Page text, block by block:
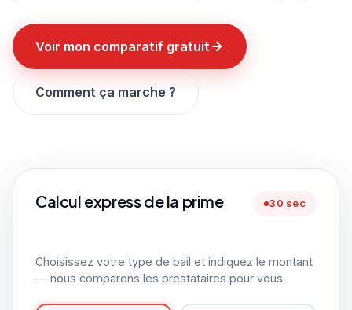
Voir mon comparatif gratuit
Comment ça marche ?
Calcul express de la prime 30 sec
Choisissez votre type de bail et indiquez le montant
— nous comparons les prestataires pour vous.